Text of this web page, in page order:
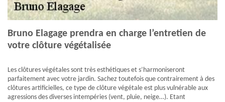
Bruno Elagage prendra en charge l’entretien de
votre clôture végétalisée
Les clôtures végétales sont très esthétiques et s’harmoniseront
parfaitement avec votre jardin. Sachez toutefois que contrairement à des
clôtures artificielles, ce type de clôture végétale est plus vulnérable aux
agressions des diverses intempéries (vent, pluie, neige…). Etant